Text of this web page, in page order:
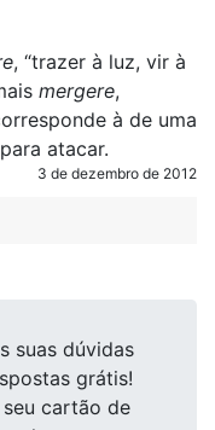
, “trazer à luz, vir à
mergere,
à de uma
atacar.
3 de dezembro de 2012
suas dúvidas
grátis!
cartão de